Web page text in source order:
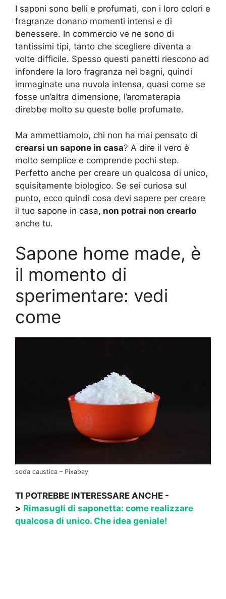
I saponi sono belli e profumati, con i loro colori e
fragranze donano momenti intensi e di
benessere. In commercio ve ne sono di
tantissimi tipi, tanto che scegliere diventa a
volte difficile. Spesso questi panetti riescono ad
infondere la loro fragranza nei bagni, quindi
immaginate una nuvola intensa, quasi come se
fosse un’altra dimensione, l’aromaterapia
direbbe molto su queste bolle profumate.
Ma ammettiamolo, chi non ha mai pensato di
crearsi un sapone in casa? A dire il vero è
molto semplice e comprende pochi step.
Perfetto anche per creare un qualcosa di unico,
squisitamente biologico. Se sei curiosa sul
punto, ecco quindi cosa devi sapere per creare
il tuo sapone in casa, non potrai non crearlo
anche tu.
Sapone home made, è
il momento di
sperimentare: vedi
come
soda caustica – Pixabay
TI POTREBBE INTERESSARE ANCHE -
> Rimasugli di saponetta: come realizzare
qualcosa di unico. Che idea geniale!